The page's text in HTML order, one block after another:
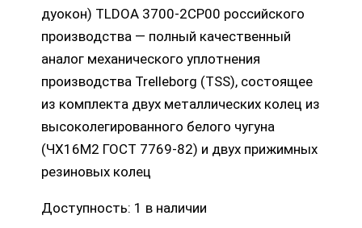
дуокон) TLDOA 3700-2CP00 российского
производства — полный качественный
аналог механического уплотнения
производства Trelleborg (TSS), состоящее
из комплекта двух металлических колец из
высоколегированного белого чугуна
(ЧХ16М2 ГОСТ 7769-82) и двух прижимных
резиновых колец
Доступность: 1 в наличии